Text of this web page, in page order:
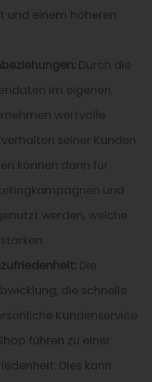
und einem höheren
Durch die
im eigenen
wertvolle
seiner Kunden
können dann für
und
werden, welche
Die
die schnelle
Kundenservice
führen zu einer
Dies kann